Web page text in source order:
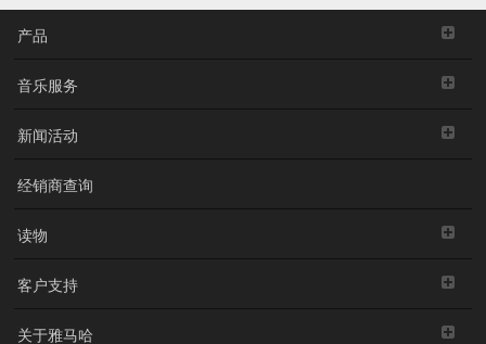
产品
音乐服务
新闻活动
经销商查询
读物
客户支持
关于雅马哈